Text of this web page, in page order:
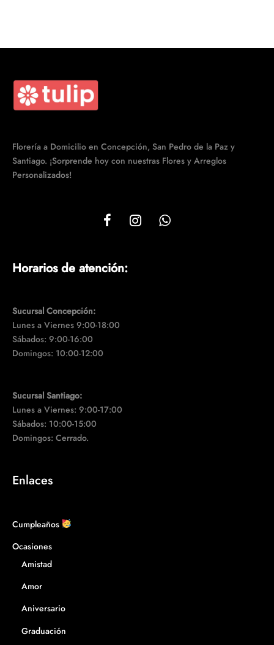
Florería a Domicilio en Concepción, San Pedro de la Paz y
Santiago. ¡Sorprende hoy con nuestras Flores y Arreglos
Personalizados!
Horarios de atención:
Sucursal Concepción:
Lunes a Viernes 9:00-18:00
Sábados: 9:00-16:00
Domingos: 10:00-12:00
Sucursal Santiago:
Lunes a Viernes: 9:00-17:00
Sábados: 10:00-15:00
Domingos: Cerrado.
Enlaces
Cumpleaños
Ocasiones
Amistad
Amor
Aniversario
Graduación